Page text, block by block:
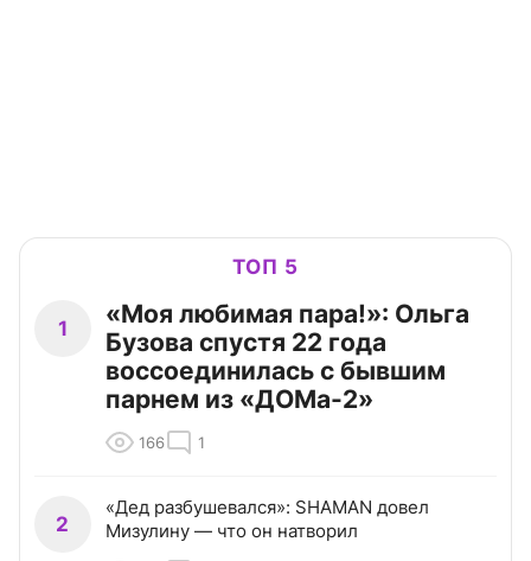
ТОП 5
1
«Моя любимая пара!»: Ольга
Бузова спустя 22 года
воссоединилась с бывшим
парнем из «ДОМа-2»
166 1
2
«Дед разбушевался»: SHAMAN довел
Мизулину — что он натворил